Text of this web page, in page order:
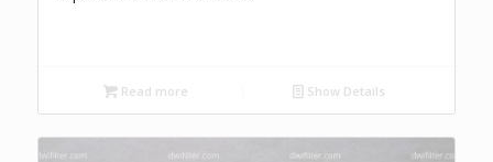
Read more Show Details